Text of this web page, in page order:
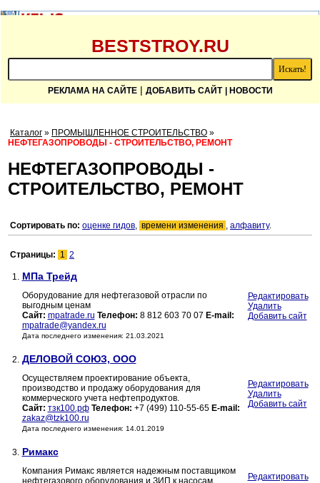
BESTSTROY.RU
РЕКЛАМА НА САЙТЕ| ДОБАВИТЬ САЙТ | НОВОСТИ
Каталог » ПРОМЫШЛЕННОЕ СТРОИТЕЛЬСТВО »
НЕФТЕГАЗОПРОВОДЫ - СТРОИТЕЛЬСТВО, РЕМОНТ
НЕФТЕГАЗОПРОВОДЫ -
СТРОИТЕЛЬСТВО, РЕМОНТ
Сортировать по: оценке гидов, времени изменения , алфавиту.
Страницы: 1 2
1. МПа Трейд
Оборудование для нефтегазовой отрасли по
выгодным ценам
Сайт: mpatrade.ru Телефон: 8 812 603 70 07 E-mail:
mpatrade@yandex.ru
Дата последнего изменения: 21.03.2021
Редактировать
Удалить
Добавить сайт
2. ДЕЛОВОЙ СОЮЗ, ООО
Осуществляем проектирование объекта,
производство и продажу оборудования для
коммерческого учета нефтепродуктов.
Сайт: тзк100.рф Телефон: +7 (499) 110-55-65 E-mail:
zakaz@tzk100.ru
Дата последнего изменения: 14.01.2019
Редактировать
Удалить
Добавить сайт
3. Римакс
Компания Римакс является надежным поставщиком
Редактировать